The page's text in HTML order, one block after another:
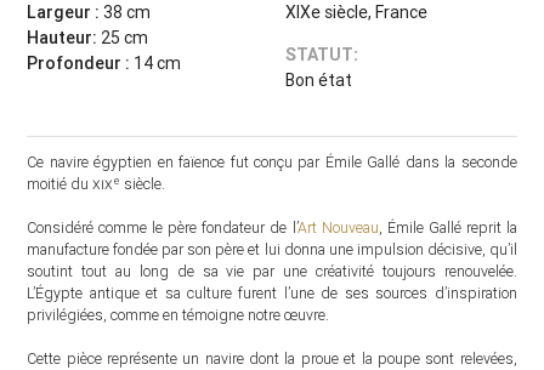
Largeur : 38 cm
Hauteur: 25 cm
Profondeur : 14 cm
XIXe siècle, France
STATUT:
Bon état
Ce navire égyptien en faïence fut conçu par Émile Gallé dans la seconde
moitié duxixe siècle.
Considéré comme le père fondateur de l’Art Nouveau, Émile Gallé reprit la
manufacture fondée par son père et lui donna une impulsion décisive, qu’il
soutint tout au long de sa vie par une créativité toujours renouvelée.
L’Égypte antique et sa culture furent l’une de ses sources d’inspiration
privilégiées, comme en témoigne notre œuvre.
Cette pièce représente un navire dont la proue et la poupe sont relevées,